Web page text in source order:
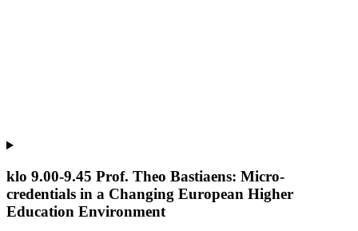
klo 9.00-9.45 Prof. Theo Bastiaens: Micro-
credentials in a Changing European Higher
Education Environment